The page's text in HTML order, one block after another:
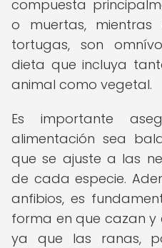
compuesta
o muertas,
tortugas, son
dieta que incluya
animal como vegetal.
Es importante
alimentación sea
que se ajuste a las
de cada especie.
anfibios, es
forma en que cazan y
ya que las ranas,